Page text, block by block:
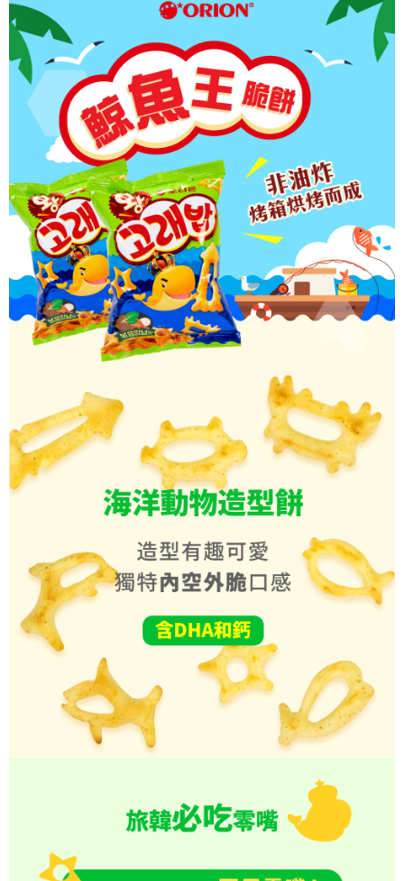
黑猫宅配
每筆NT$100，滿NT$699(含以上)免運費